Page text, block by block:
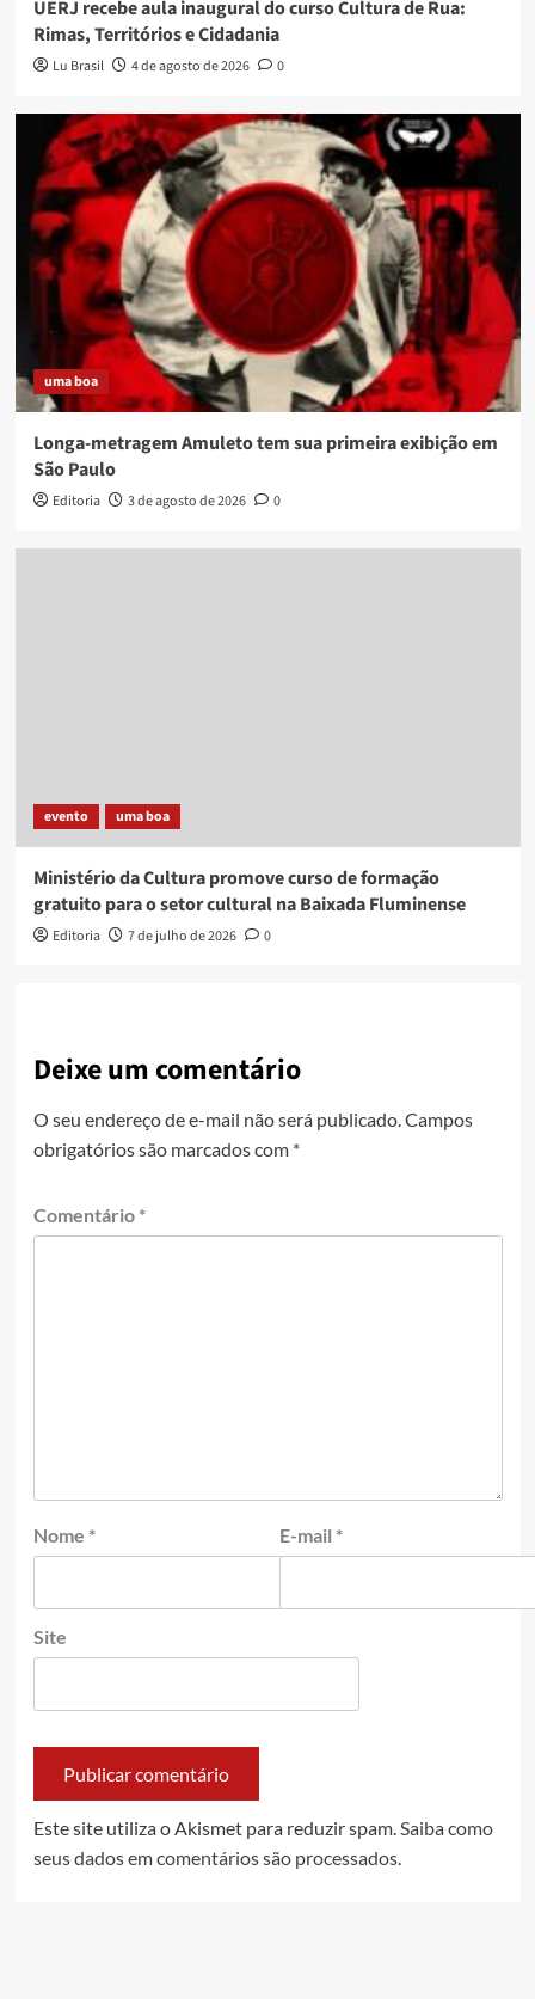
UERJ recebe aula inaugural do curso Cultura de Rua:
Rimas, Territórios e Cidadania
Lu Brasil 4 de agosto de 2026 0
uma boa
Longa-metragem Amuleto tem sua primeira exibição em
São Paulo
Editoria 3 de agosto de 2026 0
evento uma boa
Ministério da Cultura promove curso de formação
gratuito para o setor cultural na Baixada Fluminense
Editoria 7 de julho de 2026 0
Deixe um comentário
O seu endereço de e-mail não será publicado.Campos
obrigatórios são marcados com *
Comentário *
Nome * E-mail *
Site
Este site utiliza o Akismet para reduzir spam.Saiba como
seus dados em comentários são processados.